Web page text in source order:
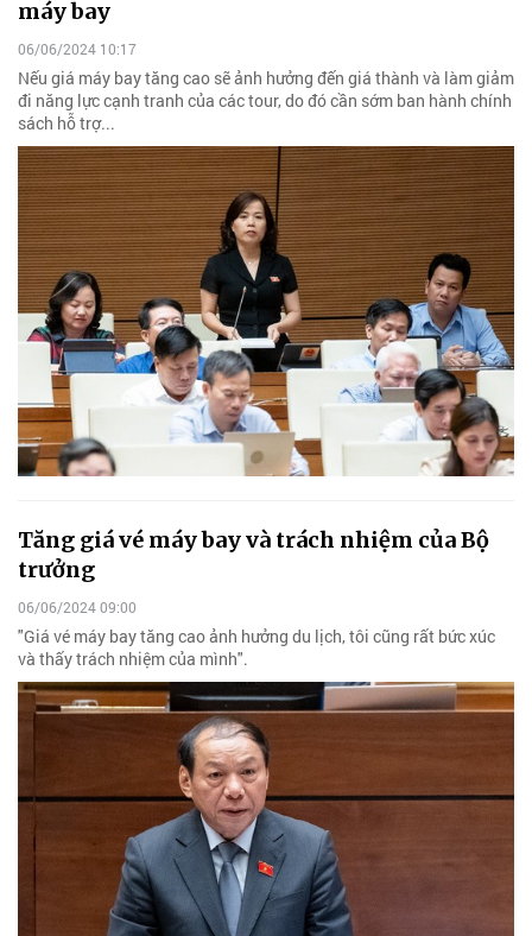
máy bay
06/06/2024 10:17
Nếu giá máy bay tăng cao sẽ ảnh hưởng đến giá thành và làm giảm
đi năng lực cạnh tranh của các tour, do đó cần sớm ban hành chính
sách hỗ trợ...
Tăng giá vé máy bay và trách nhiệm của Bộ
trưởng
06/06/2024 09:00
"Giá vé máy bay tăng cao ảnh hưởng du lịch, tôi cũng rất bức xúc
và thấy trách nhiệm của mình".